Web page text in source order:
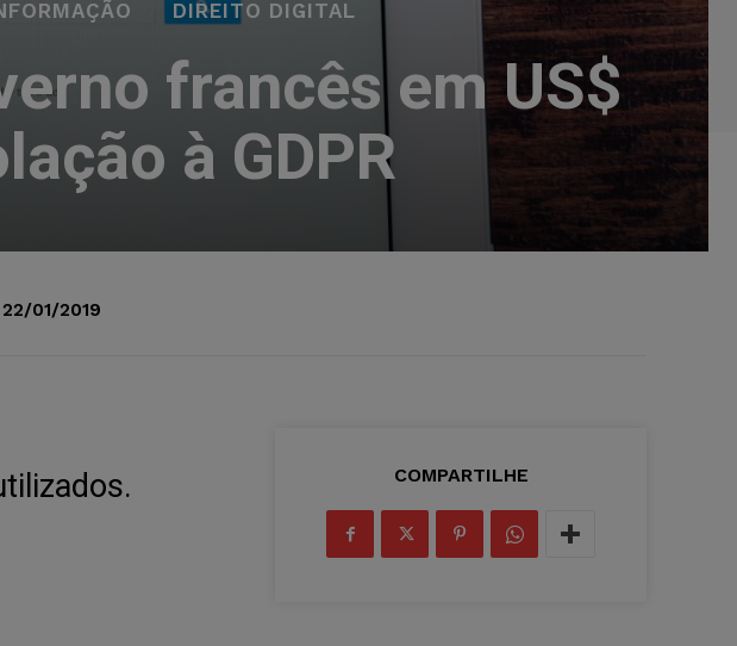
DIREITO DIGITAL
francês em US$
à GDPR
22/01/2019
COMPARTILHE